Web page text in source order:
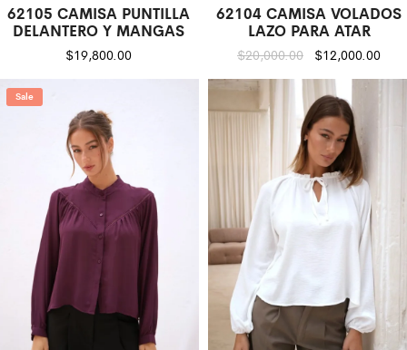
62105 CAMISA PUNTILLA
DELANTERO Y MANGAS
$19,800.00
62104 CAMISA VOLADOS
LAZO PARA ATAR
$20,000.00 $12,000.00
Sale